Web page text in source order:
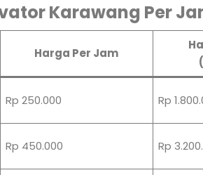
Karawang Per
Harga Per Jam
Rp 250.000 Rp
Rp 450.000 Rp